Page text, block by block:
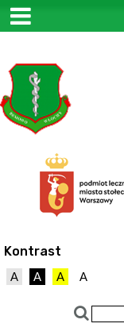
Kontrast
A A A A